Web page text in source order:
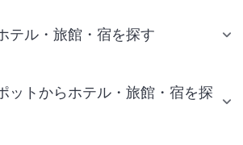
テル・旅館・宿を探す
ットからホテル・旅館・宿を探